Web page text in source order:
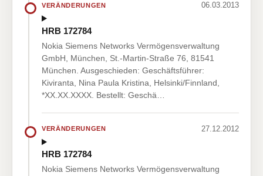
VERÄNDERUNGEN 06.03.2013
HRB 172784
Nokia Siemens Networks Vermögensverwaltung
GmbH, München, St.-Martin-Straße 76, 81541
München. Ausgeschieden: Geschäftsführer:
Kiviranta, Nina Paula Kristina, Helsinki/Finnland,
*XX.XX.XXXX. Bestellt: Geschä…
VERÄNDERUNGEN 27.12.2012
HRB 172784
Nokia Siemens Networks Vermögensverwaltung